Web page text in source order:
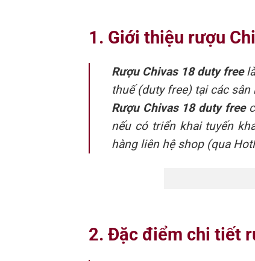
1. Giới thiệu rượu
Rượu Chivas 18 duty free
thuế (duty free) tại các sân
Rượu Chivas 18 duty free
nếu có triển khai tuyến
hàng liên hệ shop (qua
2. Đặc điểm chi tiết